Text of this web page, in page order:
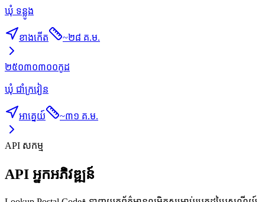
ឃុំ ទន្លូង
ខាងកើត ~២៨ គ.ម.
២៥០៣០៣០០កូដ
ឃុំ ជាំក្រវៀន
អាគ្នេយ៍ ~៣១ គ.ម.
API សកម្ម
API អ្នកអភិវឌ្ឍន៍